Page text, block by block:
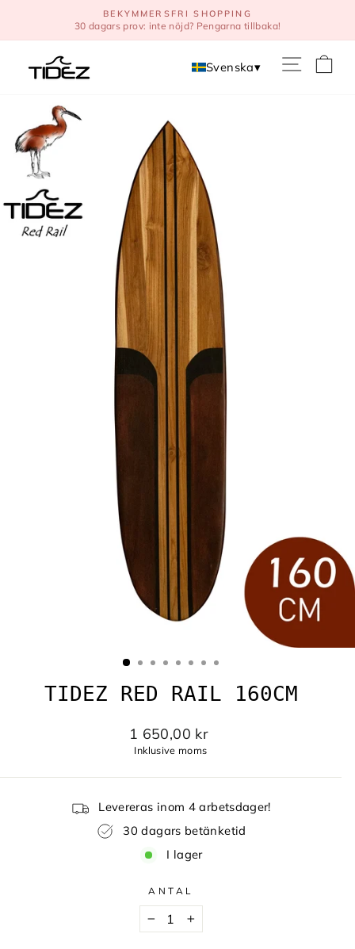
innehåll
BEKYMMERSFRI SHOPPING
30 dagars prov: inte nöjd? Pengarna tillbaka!
Svenska▾
TIDEZ RED RAIL 160CM
1 650,00 kr
Inklusive moms
Levereras inom 4 arbetsdager!
30 dagars betänketid
I lager
ANTAL
+